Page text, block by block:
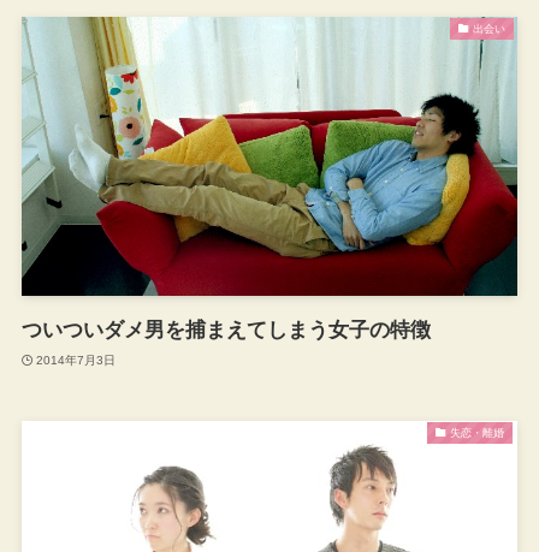
出会い
ついついダメ男を捕まえてしまう女子の特徴
2014年7月3日
失恋・離婚